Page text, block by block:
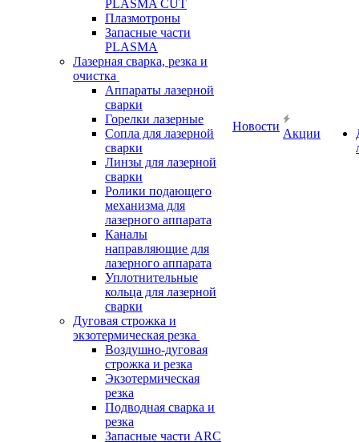
PLASMA CUT
Плазмотроны
Запасные части
PLASMA
Лазерная сварка, резка и
очистка
Аппараты лазерной
сварки
Горелки лазерные
Сопла для лазерной
сварки
Линзы для лазерной
сварки
Ролики подающего
механизма для
лазерного аппарата
Каналы
направляющие для
лазерного аппарата
Уплотнительные
кольца для лазерной
сварки
Дуговая строжка и
экзотермическая резка
Воздушно-дуговая
строжка и резка
Экзотермическая
резка
Подводная сварка и
резка
Запасные части ARC
Новости
Акции